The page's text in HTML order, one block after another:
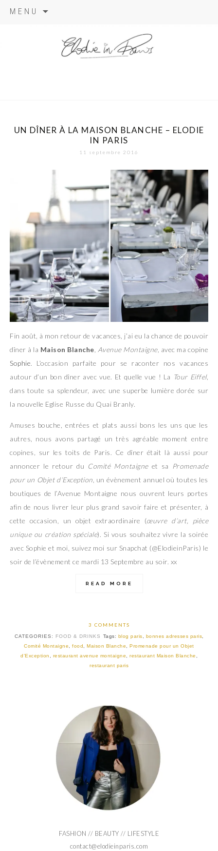
MENU
UN DÎNER À LA MAISON BLANCHE – ELODIE
IN PARIS
11 septembre 2016
Fin août, à mon retour de vacances, j’ai eu la chance de pouvoir
dîner à la Maison Blanche Avenue Montaigne, avec ma copine
Sophie. L’occasion parfaite pour se raconter nos vacances
autour d’un bon dîner avec vue. Et quelle vue ! La Tour Eiffel,
dans toute sa splendeur, avec une superbe lumière dorée sur
la nouvelle Eglise Russe du Quai Branly.
Amuses bouche, entrées et plats aussi bons les uns que les
autres, nous avons partagé un très agréable moment entre
copines, sur les toits de Paris. Ce dîner était là aussi pour
annoncer le retour du Comité Montaigneet sa
Promenade
pour un Objet d’Exception , un évènement annuel où toutes les
boutiques de l’Avenue Montaigne nous ouvrent leurs portes
afin de nous livrer leur plus grand savoir faire et présenter, à
cette occasion, un objet extraordinaire (œuvre d’art, pièce
unique ou création spéciale). Si vous souhaitez vivre la soirée
avec Sophie et moi, suivez moi sur Snapchat (@ElodieinParis) le
soir de l’évènement ce mardi 13 Septembre au soir. xx
READ MORE
3 COMMENTS
CATEGORIES: FOOD & DRINKS Tags: blog paris, bonnes adresses paris,
Comité Montaigne,food , Maison Blanche, Promenade pour un Objet
d'Exception , restaurant avenue montaigne, restaurant Maison Blanche ,
restaurant paris
FASHION // BEAUTY // LIFESTYLE
contact@elodieinparis.com